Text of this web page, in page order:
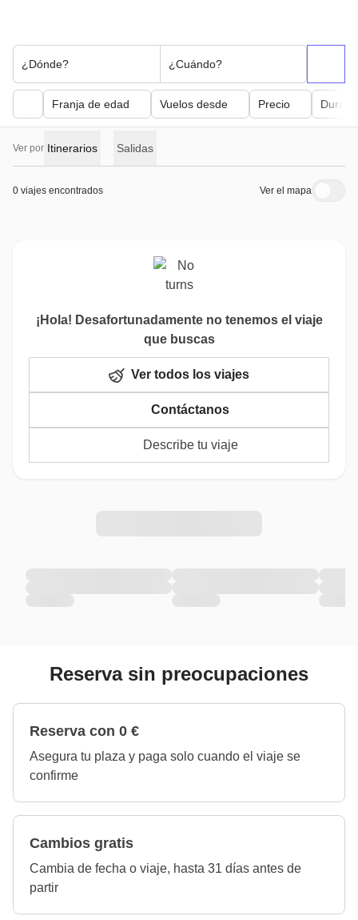
¿Dónde? ¿Cuándo?
Franja de edad Vuelos desde Precio
Ver por Itinerarios Salidas
0 viajes encontrados Ver el mapa
¡Hola! Desafortunadamente no tenemos el viaje
que buscas
Ver todos los viajes
Contáctanos
Describe tu viaje
Reserva sin preocupaciones
Reserva con 0 €
Asegura tu plaza y paga solo cuando el viaje se
confirme
Cambios gratis
Cambia de fecha o viaje, hasta 31 días antes de
partir